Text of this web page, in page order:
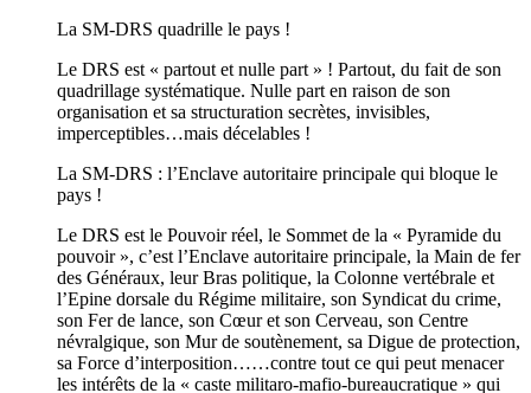
La SM-DRS quadrille le pays !
Le DRS est « partout et nulle part » ! Partout, du fait de son
quadrillage systématique. Nulle part en raison de son
organisation et sa structuration secrètes, invisibles,
imperceptibles…mais décelables !
La SM-DRS : l’Enclave autoritaire principale qui bloque le
pays !
Le DRS est le Pouvoir réel, le Sommet de la « Pyramide du
pouvoir », c’est l’Enclave autoritaire principale, la Main de fer
des Généraux, leur Bras politique, la Colonne vertébrale et
l’Epine dorsale du Régime militaire, son Syndicat du crime,
son Fer de lance, son Cœur et son Cerveau, son Centre
névralgique, son Mur de soutènement, sa Digue de protection,
sa Force d’interposition……contre tout ce qui peut menacer
les intérêts de la « caste militaro-mafio-bureaucratique » qui